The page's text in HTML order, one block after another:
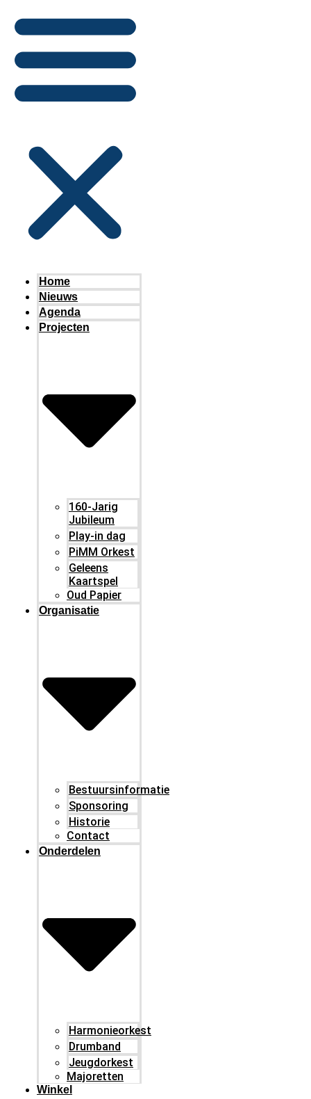
Home
Nieuws
Agenda
Projecten
160-Jarig
Jubileum
Play-in dag
PiMM Orkest
Geleens
Kaartspel
Oud Papier
Organisatie
Bestuursinformatie
Sponsoring
Historie
Contact
Onderdelen
Harmonieorkest
Drumband
Jeugdorkest
Majoretten
Winkel